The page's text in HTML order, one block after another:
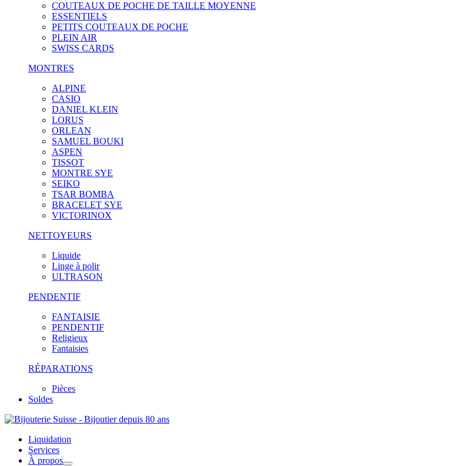
COUTEAUX DE POCHE DE TAILLE MOYENNE
ESSENTIELS
PETITS COUTEAUX DE POCHE
PLEIN AIR
SWISS CARDS
MONTRES
ALPINE
CASIO
DANIEL KLEIN
LORUS
ORLEAN
SAMUEL BOUKI
ASPEN
TISSOT
MONTRE SYE
SEIKO
TSAR BOMBA
BRACELET SYE
VICTORINOX
NETTOYEURS
Liquide
Linge à polir
ULTRASON
PENDENTIF
FANTAISIE
PENDENTIF
Religieux
Fantaisies
RÉPARATIONS
Pièces
Soldes
Liquidation
Services
À propos